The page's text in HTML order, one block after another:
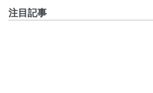
注目記事